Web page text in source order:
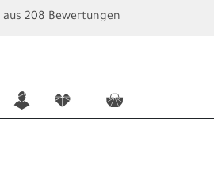
aus 208 Bewertungen
n f c